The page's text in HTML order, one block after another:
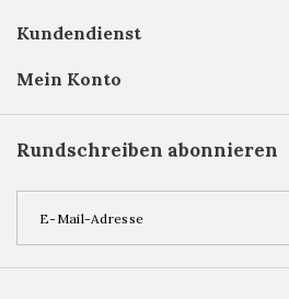
Kundendienst
Mein Konto
Rundschreiben abonnieren